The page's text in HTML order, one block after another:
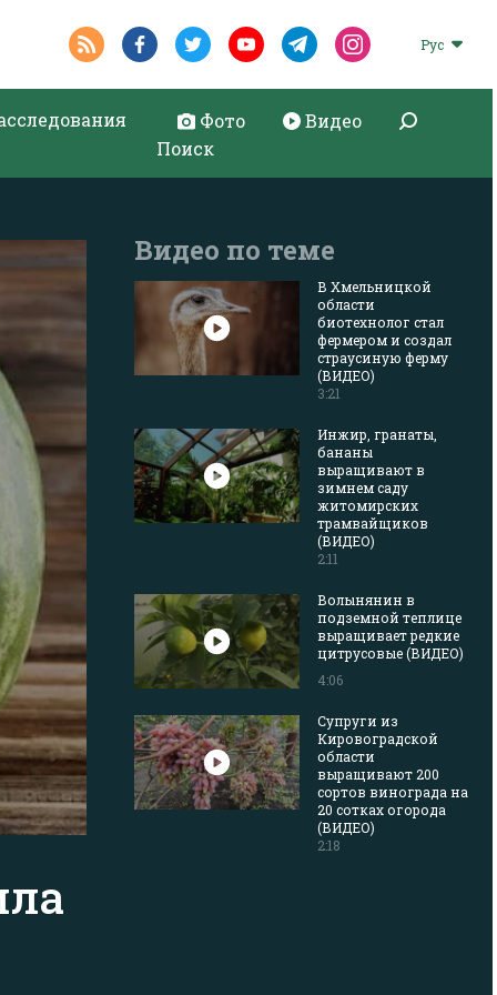
Рус
Фото
Видео
Поиск
Видео по теме
В Хмельницкой
области
биотехнолог стал
фермером и создал
страусиную ферму
(ВИДЕО)
3:21
Инжир, гранаты,
бананы
выращивают в
зимнем саду
житомирских
трамвайщиков
(ВИДЕО)
2:11
Волынянин в
подземной теплице
выращивает редкие
цитрусовые (ВИДЕО)
4:06
Супруги из
Кировоградской
области
выращивают 200
сортов винограда на
20 сотках огорода
(ВИДЕО)
2:18